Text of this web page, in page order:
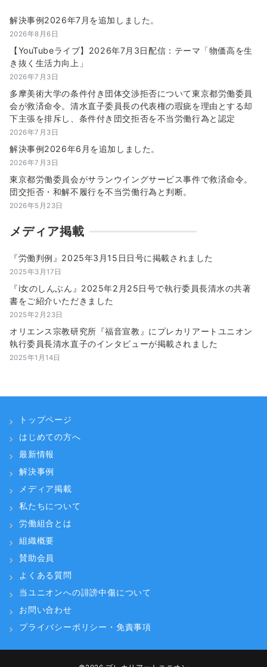
解決事例2026年7月を追加しました。
2026年8月6日
【YouTubeライブ】2026年7月3日配信：テーマ「物価高を生
き抜く生活力向上」
2026年7月3日
多摩美術大学の条件付き団体交渉拒否について東京都労働委員
会が救済命令。清水直子委員長の代表権の瑕疵を理由とする却
下主張を排斥し、条件付き団交拒否を不当労働行為と認定
2026年7月3日
解決事例2026年6月を追加しました。
2026年7月3日
東京都労働委員会がサランウイングサービス事件で救済命令。
団交拒否・和解不履行を不当労働行為と判断。
2026年5月23日
メディア掲載
『労働判例』2025年3月15日日号に掲載されました
2025年3月17日
『i女のしんぶん』2025年2月25日号で執行委員長清水の共著
書をご紹介いただきました
2025年2月23日
オリエンス宗教研究所『福音宣教』にプレカリアートユニオン
執行委員長清水直子のインタビューが掲載されました
2025年1月14日
トップページ
はじめての方へ
最新情報
解決事例
メディア掲載
私たちについて
労働組合とは
組織概要
賛助会員
よくある質問
当ユニオンへの誹謗中傷について
お問い合わせ
プライバシーポリシー・免責事項